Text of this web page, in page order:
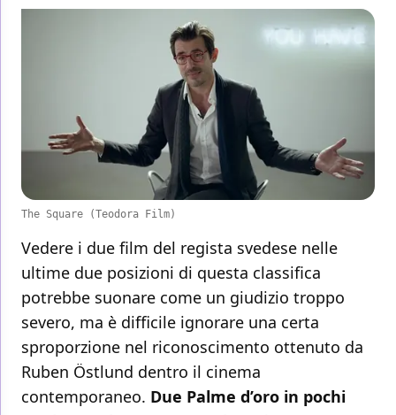
The Square (Teodora Film)
Vedere i due film del regista svedese nelle
ultime due posizioni di questa classifica
potrebbe suonare come un giudizio troppo
severo, ma è difficile ignorare una certa
sproporzione nel riconoscimento ottenuto da
Ruben Östlund dentro il cinema
contemporaneo. Due Palme d’oro in pochi